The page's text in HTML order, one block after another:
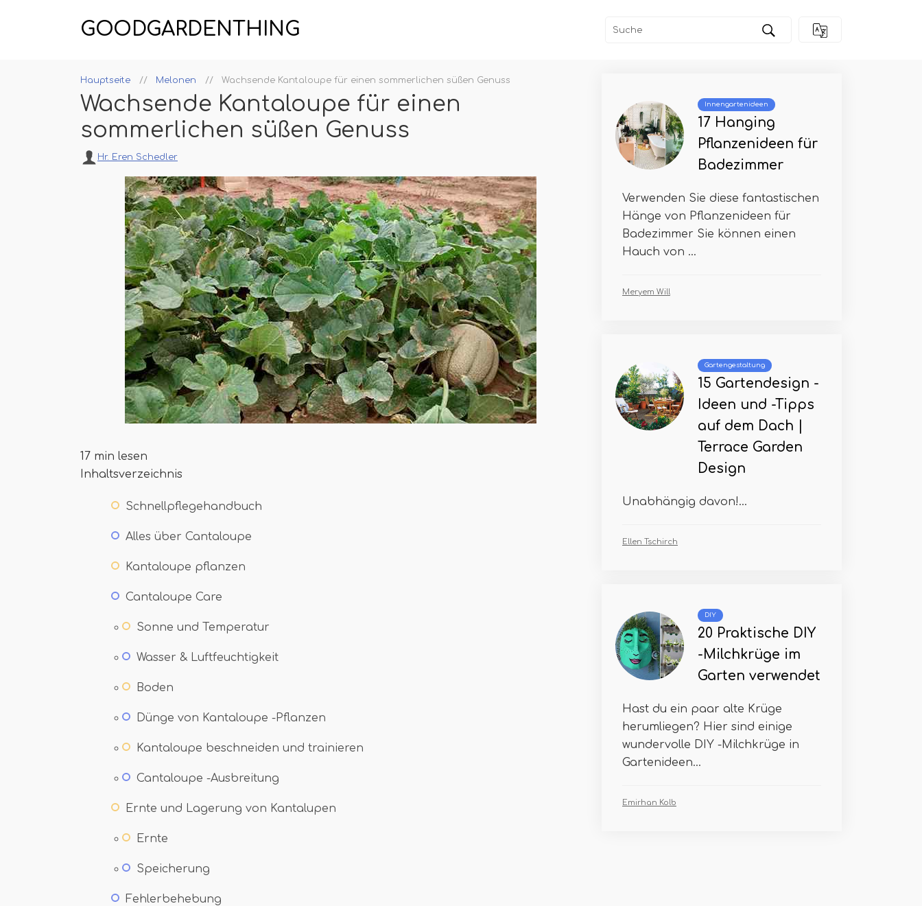
GOODGARDENTHING
Hauptseite Melonen Wachsende Kantaloupe für einen sommerlichen süßen Genuss
Wachsende Kantaloupe für einen
sommerlichen süßen Genuss
Hr. Eren Schedler
17 min lesen
Inhaltsverzeichnis
Schnellpflegehandbuch
Alles über Cantaloupe
Kantaloupe pflanzen
Cantaloupe Care
Sonne und Temperatur
Wasser & Luftfeuchtigkeit
Boden
Dünge von Kantaloupe -Pflanzen
Kantaloupe beschneiden und trainieren
Cantaloupe -Ausbreitung
Ernte und Lagerung von Kantalupen
Ernte
Speicherung
Fehlerbehebung
Innengartenideen
17 Hanging
Pflanzenideen für
Badezimmer
Verwenden Sie diese fantastischen
Hänge von Pflanzenideen für
Badezimmer Sie können einen
Hauch von ...
Meryem Will
Gartengestaltung
15 Gartendesign -
Ideen und -Tipps
auf dem Dach |
Terrace Garden
Design
Unabhängig davon!...
Ellen Tschirch
DIY
20 Praktische DIY
-Milchkrüge im
Garten verwendet
Hast du ein paar alte Krüge
herumliegen? Hier sind einige
wundervolle DIY -Milchkrüge in
Gartenideen...
Emirhan Kolb